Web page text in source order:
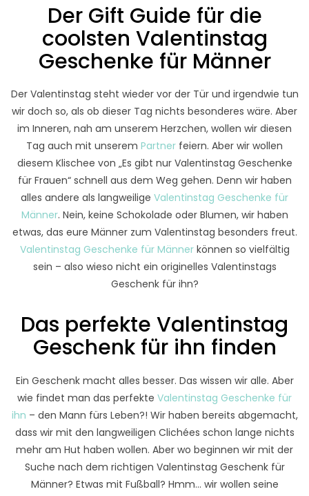
Der Gift Guide für die
coolsten Valentinstag
Geschenke für Männer
Der Valentinstag steht wieder vor der Tür und irgendwie tun
wir doch so, als ob dieser Tag nichts besonderes wäre. Aber
im Inneren, nah am unserem Herzchen, wollen wir diesen
Tag auch mit unserem Partner feiern. Aber wir wollen
diesem Klischee von „Es gibt nur Valentinstag Geschenke
für Frauen“ schnell aus dem Weg gehen. Denn wir haben
alles andere als langweilige Valentinstag Geschenke für
Männer. Nein, keine Schokolade oder Blumen, wir haben
etwas, das eure Männer zum Valentinstag besonders freut.
Valentinstag Geschenke für Männerkönnen so vielfältig
sein – also wieso nicht ein originelles Valentinstags
Geschenk für ihn?
Das perfekte Valentinstag
Geschenk für ihn finden
Ein Geschenk macht alles besser. Das wissen wir alle. Aber
wie findet man das perfekte Valentinstag Geschenke für
ihn – den Mann fürs Leben?! Wir haben bereits abgemacht,
dass wir mit den langweiligen Clichées schon lange nichts
mehr am Hut haben wollen. Aber wo beginnen wir mit der
Suche nach dem richtigen Valentinstag Geschenk für
Männer? Etwas mit Fußball? Hmm… wir wollen seine